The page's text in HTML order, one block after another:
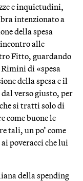
e inquietudini,
intenzionato a
della spesa
alle
Fitto, guardando
di «spesa
della spesa e il
verso giusto, per
si tratti solo di
come buone le
tali, un po’ come
poveracci che lui
della spending